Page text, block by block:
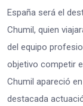
España será el
Chumil, quien
del equipo
objetivo competir
Chumil apareció
destacada